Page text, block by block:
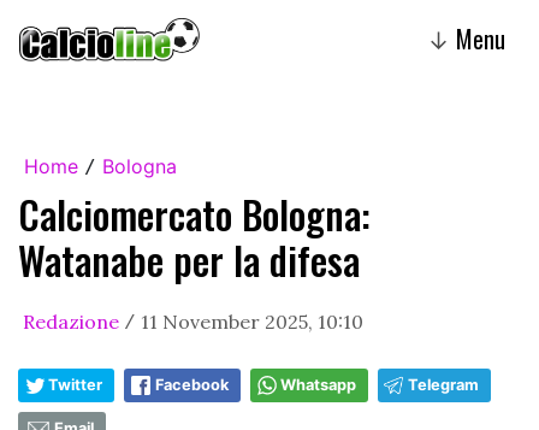
↓ Menu
Home / Bologna
Calciomercato Bologna:
Watanabe per la difesa
Redazione / 11 November 2025, 10:10
Twitter Facebook Whatsapp Telegram